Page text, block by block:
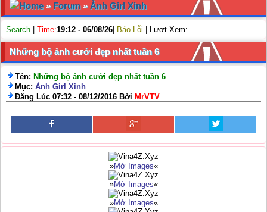
Home» Forum»Ảnh Girl Xinh
Search Time:19:12 - 06/08/26 Báo Lỗi | Lượt Xem:
Những bộ ảnh cưới đẹp nhất tuần 6
Tên: Những bộ ảnh cưới đẹp nhất tuần 6
Mục: Ảnh Girl Xinh
Đăng Lúc 07:32 - 08/12/2016 Bởi MrVTV
»Mở Images«
»Mở Images«
»Mở Images«